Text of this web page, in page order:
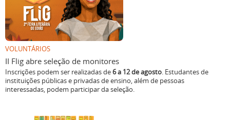
VOLUNTÁRIOS
II Flig abre seleção de monitores
Inscrições podem ser realizadas de6 a 12 de agosto. Estudantes de
instituições públicas e privadas de ensino, além de pessoas
interessadas, podem participar da seleção.